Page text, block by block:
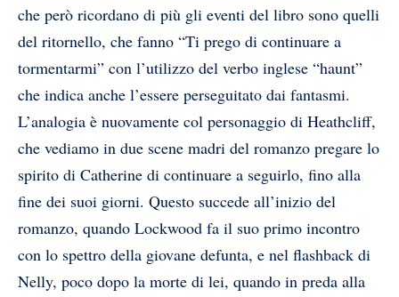
che però ricordano di più gli eventi del libro sono quelli
del ritornello, che fanno “Ti prego di continuare a
tormentarmi” con l’utilizzo del verbo inglese “haunt”
che indica anche l’essere perseguitato dai fantasmi.
L’analogia è nuovamente col personaggio di Heathcliff,
che vediamo in due scene madri del romanzo pregare lo
spirito di Catherine di continuare a seguirlo, fino alla
fine dei suoi giorni. Questo succede all’inizio del
romanzo, quando Lockwood fa il suo primo incontro
con lo spettro della giovane defunta, e nel flashback di
Nelly, poco dopo la morte di lei, quando in preda alla